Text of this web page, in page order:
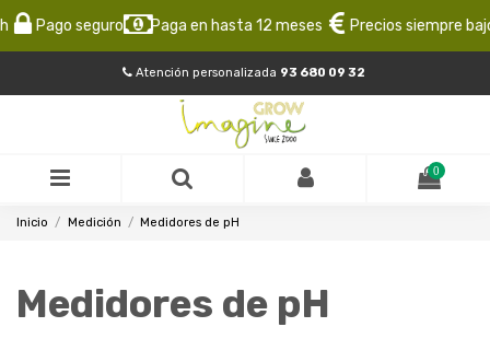
seguro Paga en hasta 12 meses Precios siempre bajos
Atención personalizada 93 680 09 32
0
Inicio Medición Medidores de pH
Medidores de pH